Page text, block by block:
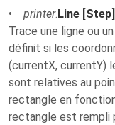
• printer.Line [Step]
Trace une ligne ou
définit si les
(currentX, currentY)
sont relatives au
rectangle en
rectangle est rempli